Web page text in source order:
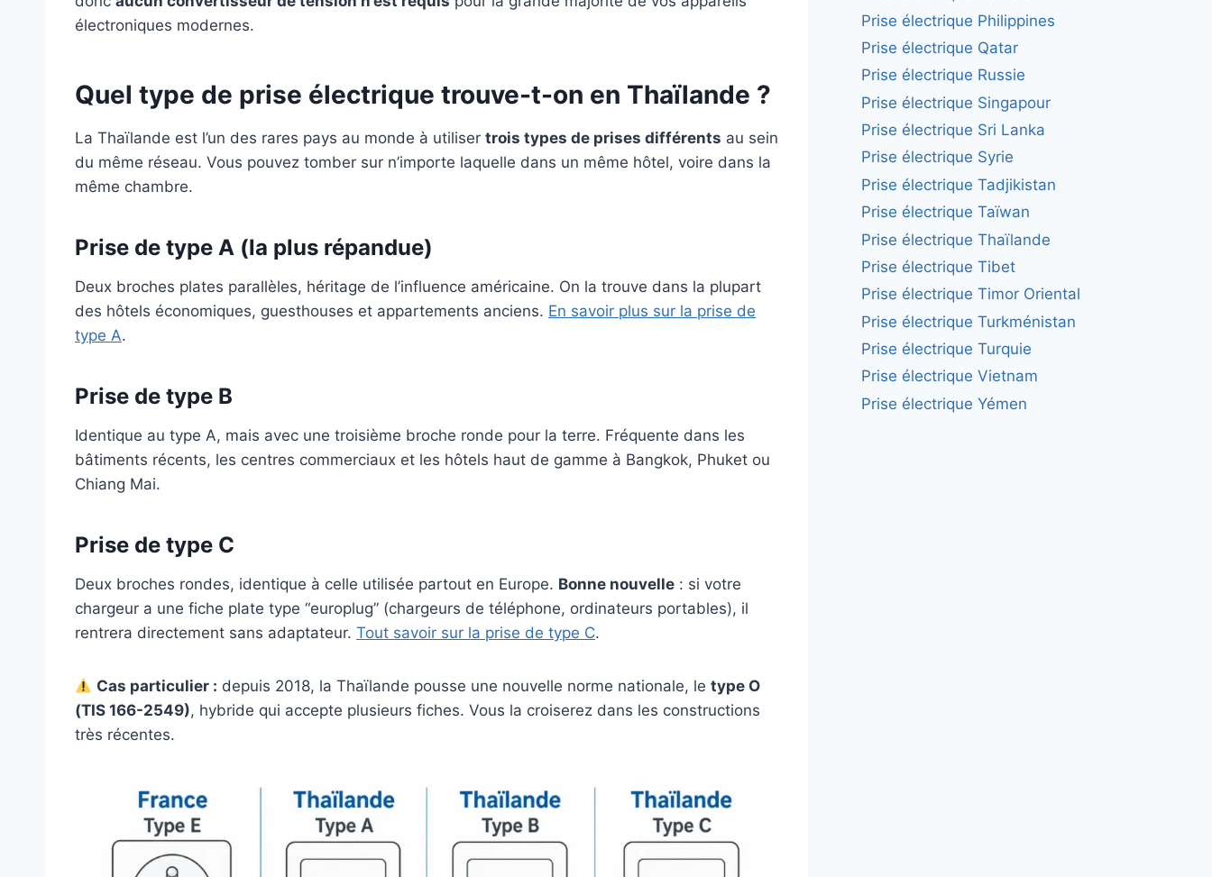
électroniques modernes.
Quel type de prise électrique trouve-t-on en Thaïlande ?
La Thaïlande est l’un des rares pays au monde à utiliser trois types de prises différents au sein
du même réseau. Vous pouvez tomber sur n’importe laquelle dans un même hôtel, voire dans la
même chambre.
Prise de type A (la plus répandue)
Deux broches plates parallèles, héritage de l’influence américaine. On la trouve dans la plupart
des hôtels économiques, guesthouses et appartements anciens. En savoir plus sur la prise de
type A.
Prise de type B
Identique au type A, mais avec une troisième broche ronde pour la terre. Fréquente dans les
bâtiments récents, les centres commerciaux et les hôtels haut de gamme à Bangkok, Phuket ou
Chiang Mai.
Prise de type C
Deux broches rondes, identique à celle utilisée partout en Europe. Bonne nouvelle : si votre
chargeur a une fiche plate type “europlug” (chargeurs de téléphone, ordinateurs portables), il
rentrera directement sans adaptateur. Tout savoir sur la prise de type C.
Cas particulier : depuis 2018, la Thaïlande pousse une nouvelle norme nationale, letype O
(TIS 166-2549), hybride qui accepte plusieurs fiches. Vous la croiserez dans les constructions
très récentes.
Prise électrique Philippines
Prise électrique Qatar
Prise électrique Russie
Prise électrique Singapour
Prise électrique Sri Lanka
Prise électrique Syrie
Prise électrique Tadjikistan
Prise électrique Taïwan
Prise électrique Thaïlande
Prise électrique Tibet
Prise électrique Timor Oriental
Prise électrique Turkménistan
Prise électrique Turquie
Prise électrique Vietnam
Prise électrique Yémen